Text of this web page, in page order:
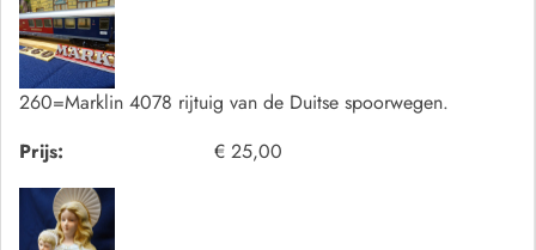
260=Marklin 4078 rijtuig van de Duitse spoorwegen.
Prijs:
€ 25,00